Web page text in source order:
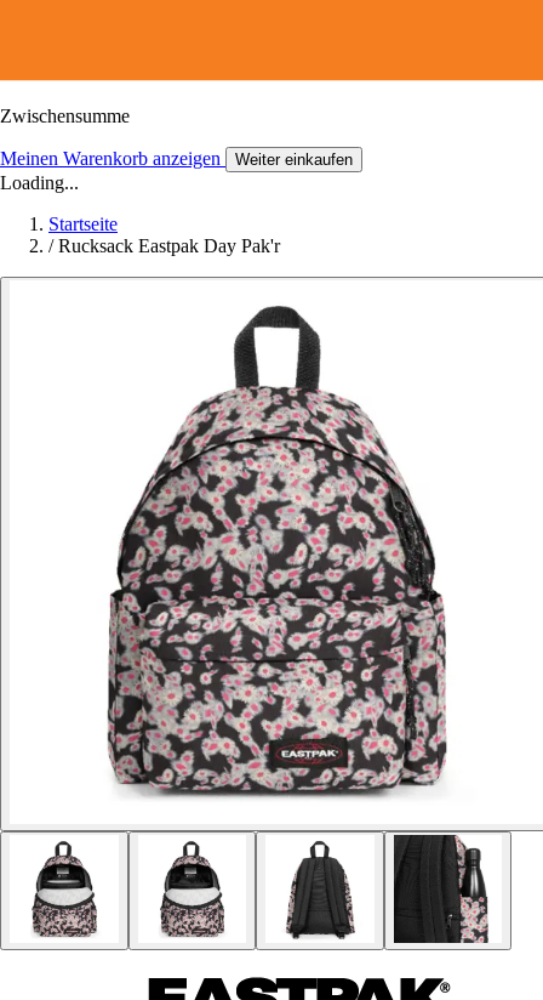
Zwischensumme
Meinen Warenkorb anzeigen Weiter einkaufen
Loading...
Startseite
/ Rucksack Eastpak Day Pak'r